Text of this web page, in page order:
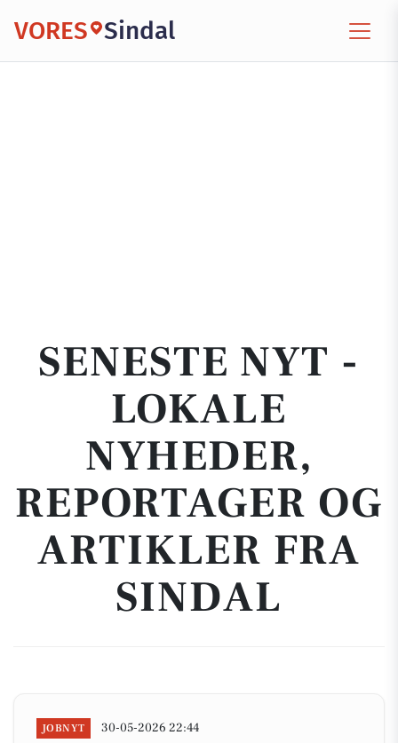
VORES Sindal
SENESTE NYT -
LOKALE
NYHEDER,
REPORTAGER OG
ARTIKLER FRA
SINDAL
JOBNYT 30-05-2026 22:44